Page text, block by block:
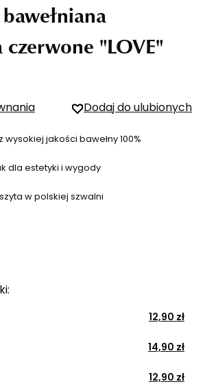
czerwone "LOVE"
Dodaj do ulubionych
wysokiej jakości bawełny 100%
dla estetyki i wygody
w polskiej szwalni
12,90 zł
14,90 zł
12,90 zł